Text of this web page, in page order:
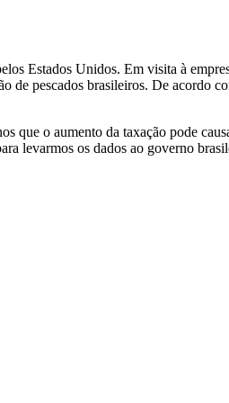
Estados Unidos. Em visita à
de pescados brasileiros. De acordo
que o aumento da taxação pode
levarmos os dados ao governo